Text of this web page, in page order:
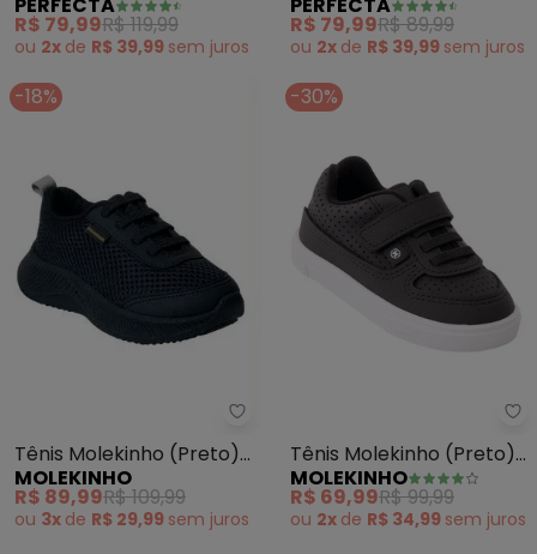
com Fechamento em
Velcro
PERFECTA
R$ 79,99R$ 119,99
ou 2x de R$ 39,99 sem juros
Brinde
PERFECTA
R$ 79,99R$ 89,99
ou 2x de R$ 39,99 sem juros
-18%
Molekinho - Tênis Molekinho
Tênis Molekinho (Preto)
em Tecido
MOLEKINHO
R$ 89,99R$ 109,99
ou 3x de R$ 29,99 sem juros
-30%
Tênis Molekinho (Preto)
em Sintético
MOLEKINHO
R$ 69,99R$ 99,99
ou 2x de R$ 34,99 sem juros